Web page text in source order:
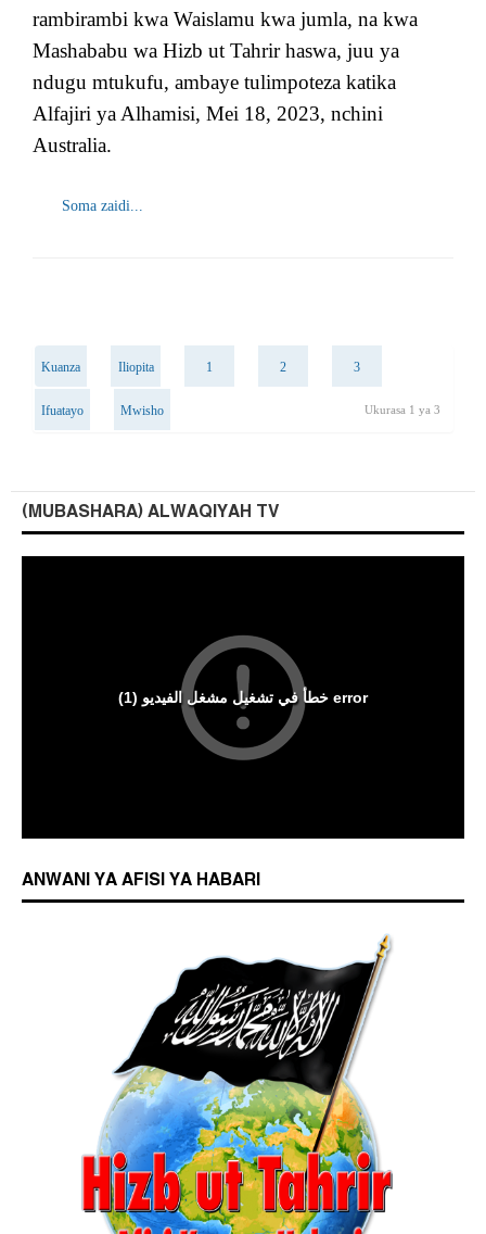
rambirambi kwa Waislamu kwa jumla, na kwa
Mashababu wa Hizb ut Tahrir haswa, juu ya
ndugu mtukufu, ambaye tulimpoteza katika
Alfajiri ya Alhamisi, Mei 18, 2023, nchini
Australia.
Soma zaidi...
Kuanza Iliopita 1 2 3
Ifuatayo Mwisho Ukurasa 1 ya 3
(MUBASHARA) ALWAQIYAH TV
ANWANI YA AFISI YA HABARI